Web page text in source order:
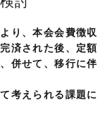
り、本会会費徴収
済された後、定額
併せて、移行に伴
考えられる課題に